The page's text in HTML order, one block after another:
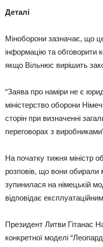
Деталі
Міноборони зазначає, що
інформацію та обговорити
якщо Вільнюс вирішить
“Заява про наміри не є
міністерство оборони
сторін при визначенні
переговорах з
На початку тижня міністр
розповів, що вони обирали
зупинилася на німецькій
відповідає
Президент Литви Гітанас
конкретної моделі